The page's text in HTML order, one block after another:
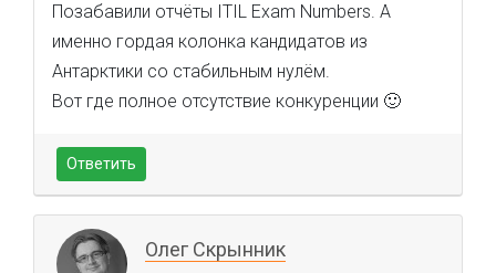
Позабавили отчёты ITIL Exam Numbers. А
именно гордая колонка кандидатов из
Антарктики со стабильным нулём.
Вот где полное отсутствие конкуренции 🙂
Ответить
Олег Скрынник